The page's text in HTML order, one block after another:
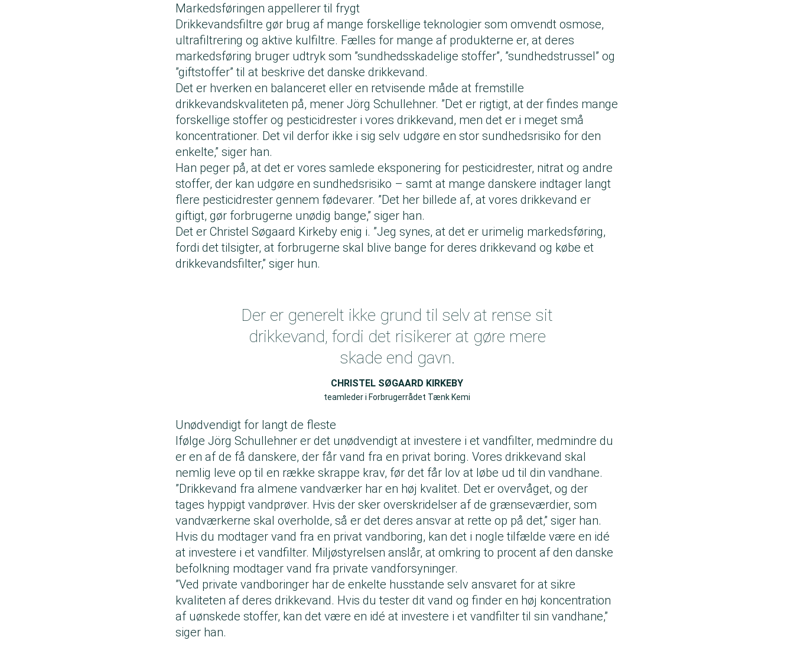
Markedsføringen appellerer til frygt
Drikkevandsfiltre gør brug af mange forskellige teknologier som omvendt osmose,
ultrafiltrering og aktive kulfiltre. Fælles for mange af produkterne er, at deres
markedsføring bruger udtryk som ”sundhedsskadelige stoffer”, ”sundhedstrussel” og
”giftstoffer” til at beskrive det danske drikkevand.
Det er hverken en balanceret eller en retvisende måde at fremstille
drikkevandskvaliteten på, mener Jörg Schullehner. ”Det er rigtigt, at der findes mange
forskellige stoffer og pesticidrester i vores drikkevand, men det er i meget små
koncentrationer. Det vil derfor ikke i sig selv udgøre en stor sundhedsrisiko for den
enkelte,” siger han.
Han peger på, at det er vores samlede eksponering for pesticidrester, nitrat og andre
stoffer, der kan udgøre en sundhedsrisiko – samt at mange danskere indtager langt
flere pesticidrester gennem fødevarer. ”Det her billede af, at vores drikkevand er
giftigt, gør forbrugerne unødig bange,” siger han.
Det er Christel Søgaard Kirkeby enig i. ”Jeg synes, at det er urimelig markedsføring,
fordi det tilsigter, at forbrugerne skal blive bange for deres drikkevand og købe et
drikkevandsfilter,” siger hun.
Der er generelt ikke grund til selv at rense sit
drikkevand, fordi det risikerer at gøre mere
skade end gavn.
CHRISTEL SØGAARD KIRKEBY
teamleder i Forbrugerrådet Tænk Kemi
Unødvendigt for langt de fleste
Ifølge Jörg Schullehner er det unødvendigt at investere i et vandfilter, medmindre du
er en af de få danskere, der får vand fra en privat boring. Vores drikkevand skal
nemlig leve op til en række skrappe krav, før det får lov at løbe ud til din vandhane.
”Drikkevand fra almene vandværker har en høj kvalitet. Det er overvåget, og der
tages hyppigt vandprøver. Hvis der sker overskridelser af de grænseværdier, som
vandværkerne skal overholde, så er det deres ansvar at rette op på det,” siger han.
Hvis du modtager vand fra en privat vandboring, kan det i nogle tilfælde være en idé
at investere i et vandfilter. Miljøstyrelsen anslår, at omkring to procent af den danske
befolkning modtager vand fra private vandforsyninger.
”Ved private vandboringer har de enkelte husstande selv ansvaret for at sikre
kvaliteten af deres drikkevand. Hvis du tester dit vand og finder en høj koncentration
af uønskede stoffer, kan det være en idé at investere i et vandfilter til sin vandhane,”
siger han.